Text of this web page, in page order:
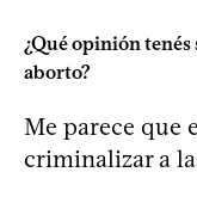
¿Qué opinión
aborto?
Me parece que
criminalizar a